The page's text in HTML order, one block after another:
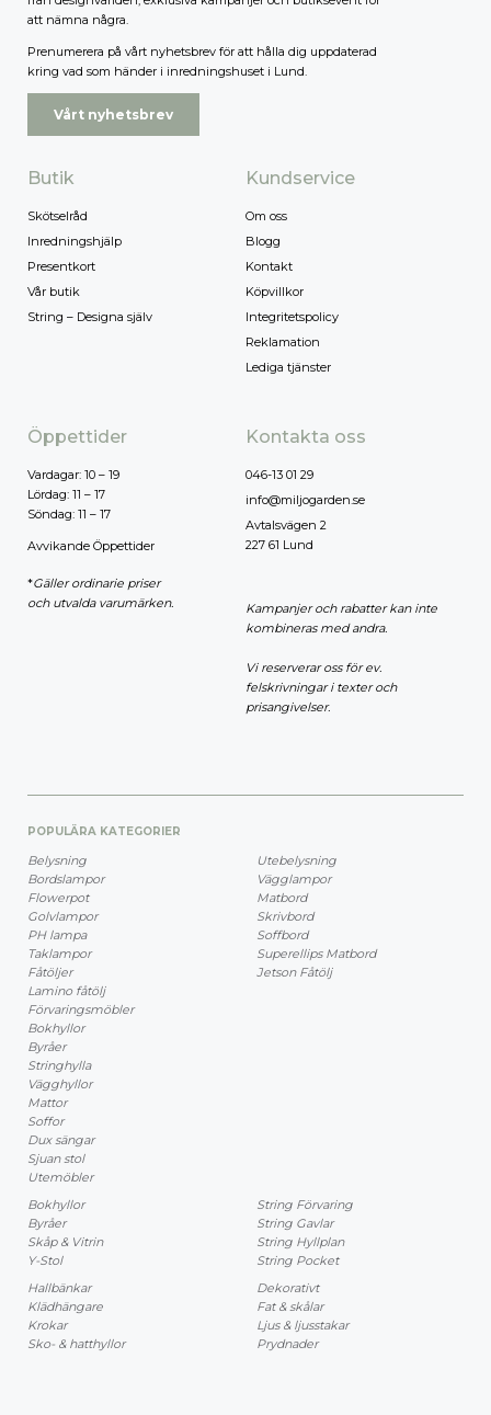
att nämna några.
Prenumerera på vårt nyhetsbrev för att hålla dig uppdaterad
kring vad som händer i inredningshuset i Lund.
Vårt nyhetsbrev
Butik
Skötselråd
Inredningshjälp
Presentkort
Vår butik
String – Designa själv
Kundservice
Om oss
Blogg
Kontakt
Köpvillkor
Integritetspolicy
Reklamation
Lediga tjänster
Öppettider
Vardagar: 10 – 19
Lördag: 11 – 17
Söndag: 11 – 17
Avvikande Öppettider
*Gäller ordinarie priser
och utvalda varumärken.
Kontakta oss
046-13 01 29
info@miljogarden.se
Avtalsvägen 2
227 61 Lund
Kampanjer och rabatter kan inte
kombineras med andra.
Vi reserverar oss för ev.
felskrivningar i texter och
prisangivelser.
POPULÄRA KATEGORIER
Belysning
Bordslampor
Flowerpot
Golvlampor
PH lampa
Taklampor
Fåtöljer
Lamino fåtölj
Förvaringsmöbler
Bokhyllor
Byråer
Stringhylla
Vägghyllor
Mattor
Soffor
Dux sängar
Sjuan stol
Utemöbler
Utebelysning
Vägglampor
Matbord
Skrivbord
Soffbord
Superellips Matbord
Jetson Fåtölj
Bokhyllor
Byråer
Skåp & Vitrin
Y-Stol
String Förvaring
String Gavlar
String Hyllplan
String Pocket
Hallbänkar
Klädhängare
Krokar
Sko- & hatthyllor
Dekorativt
Fat & skålar
Ljus & ljusstakar
Prydnader